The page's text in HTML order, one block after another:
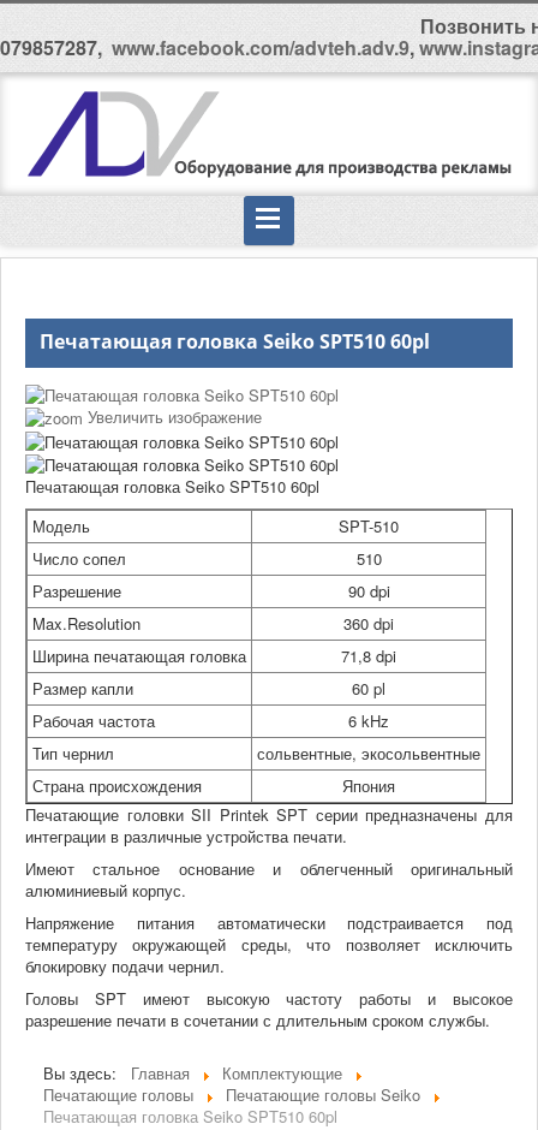
Позвонить
079857287, www.facebook.com/advteh.adv.9,
Печатающая головка Seiko SPT510 60pl
Увеличить изображение
Печатающая головка Seiko SPT510 60pl
Модель
SPT-510
Число сопел
510
Разрешение
90 dpi
Max.Resolution
360 dpi
Ширина печатающая головка
71,8 dpi
Размер капли
60 pl
Рабочая частота
6 kHz
Тип чернил
сольвентные, экосольвентные
Страна происхождения
Япония
Печатающие головки SII Printek SPT серии предназначены для
интеграции в различные устройства печати.
Имеют стальное основание и облегченный оригинальный
алюминиевый корпус.
Напряжение питания автоматически подстраивается под
температуру окружающей среды, что позволяет исключить
блокировку подачи чернил.
Головы SPT имеют высокую частоту работы и высокое
разрешение печати в сочетании с длительным сроком службы.
Вы здесь: Главная
Комплектующие
Печатающие головы
Печатающие головы Seiko
Печатающая головка Seiko SPT510 60pl